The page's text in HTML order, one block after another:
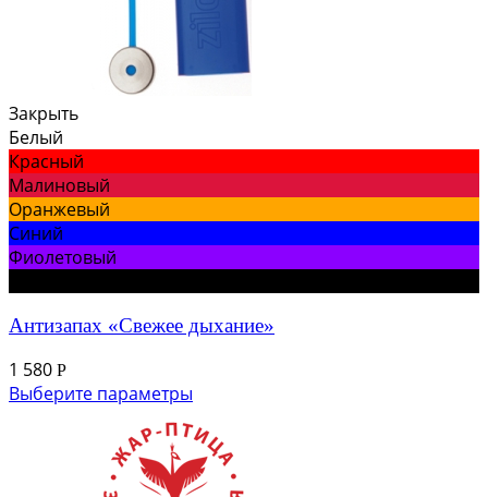
Закрыть
Белый
Красный
Малиновый
Оранжевый
Синий
Фиолетовый
Антизапах «Свежее дыхание»
1 580 Р
Выберите параметры